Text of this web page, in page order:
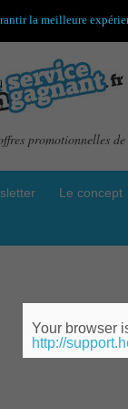
promotionnelles de
Le concept
la meilleure
Your browser
http://